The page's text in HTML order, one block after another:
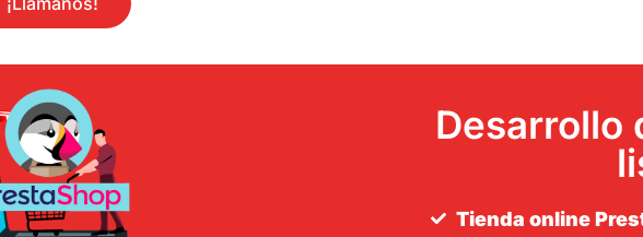
Desarrollo
Tienda online